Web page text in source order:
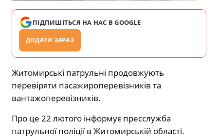
ПІДПИШІТЬСЯ НА НАС В GOOGLE
ДОДАТИ ЗАРАЗ
Житомирські патрульні продовжують
перевіряти пасажироперевізників та
вантажоперевізників.
Про це 22 лютого інформує пресслужба
патрульної поліції в Житомирській області.